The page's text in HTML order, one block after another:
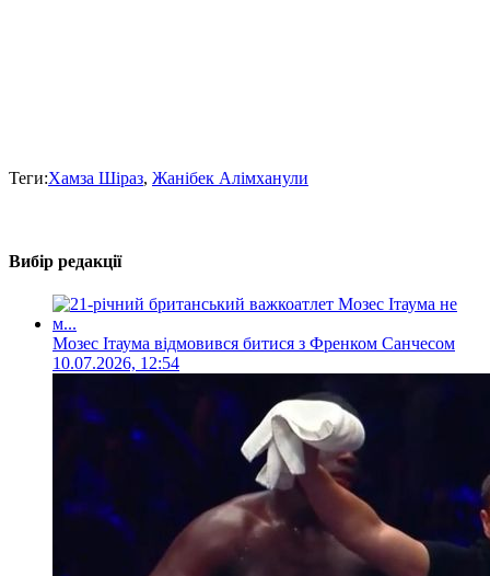
Теги:Хамза Шіраз, Жанібек Алімханули
Вибір редакції
Мозес Ітаума відмовився битися з Френком Санчесом
10.07.2026, 12:54